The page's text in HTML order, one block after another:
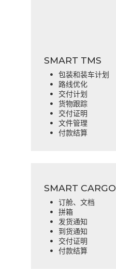
SMART TMS
包装和装车计划
路线优化
交付计划
货物跟踪
交付证明
文件管理
付款结算
SMART CARGO
订舱、文档
拼箱
发货通知
到货通知
交付证明
付款结算